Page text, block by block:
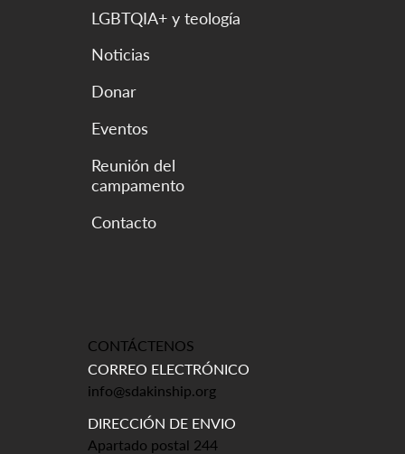
Eventos
Reunión del
campamento
LGBTQIA+ y teología
Noticias
Donar
CONTÁCTENOS
CORREO ELECTRÓNICO
info@sdakinship.org
DIRECCIÓN DE ENVIO
Apartado postal 244